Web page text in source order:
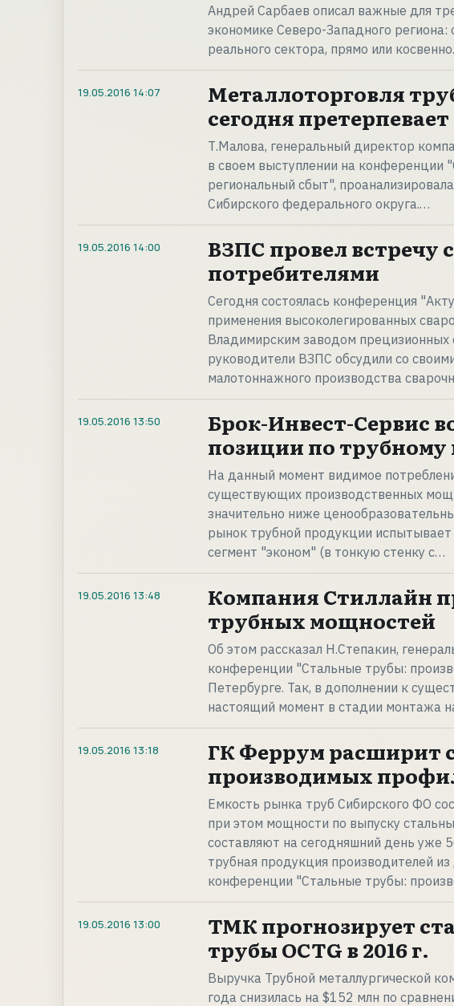
Андрей Сарбаев описал важные для
экономике Северо-Западного
реального сектора, прямо или
19.05.2016 14:07
Металлоторговля
сегодня
Т.Малова, генеральный директор
в своем выступлении на конференции
региональный сбыт",
Сибирского федерального округа.…
19.05.2016 14:00
ВЗПС провел встречу
потребителями
Сегодня состоялась конференция
применения высоколегированных
Владимирским заводом
руководители ВЗПС обсудили со
малотоннажного производства
19.05.2016 13:50
Брок-Инвест-Сервис
позиции по трубному
На данный момент видимое
существующих производственных
значительно ниже
рынок трубной продукции
сегмент "эконом" (в тонкую стенку с…
19.05.2016 13:48
Компания Стиллайн
трубных мощностей
Об этом рассказал Н.Степакин,
конференции "Стальные трубы:
Петербурге. Так, в дополнении к
настоящий момент в стадии монтажа
19.05.2016 13:18
ГК Феррум расширит
производимых
Емкость рынка труб Сибирского ФО
при этом мощности по выпуску
составляют на сегодняшний день уже
трубная продукция производителей из
конференции "Стальные трубы:
19.05.2016 13:00
ТМК прогнозирует
трубы OCTG в 2016 г.
Выручка Трубной металлургической
года снизилась на $152 млн по